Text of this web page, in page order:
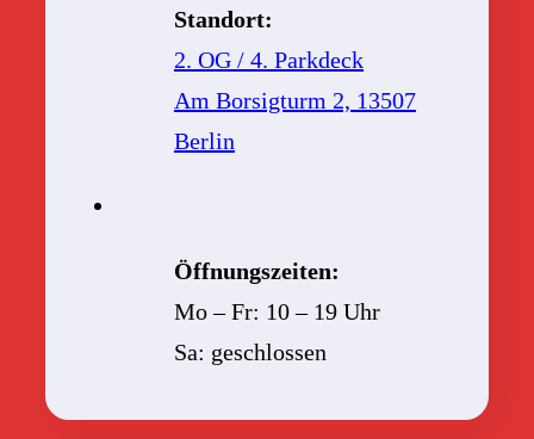
Standort:
2. OG / 4. Parkdeck
Am Borsigturm 2, 13507
Berlin
Öffnungszeiten:
Mo – Fr: 10 – 19 Uhr
Sa: geschlossen